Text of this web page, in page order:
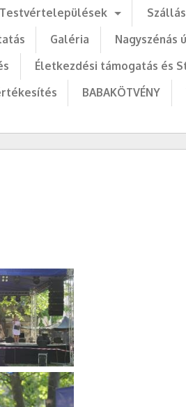
Testvértelepülések
Galéria Nagyszénás
Életkezdési támogatás és
BABAKÖTVÉNY